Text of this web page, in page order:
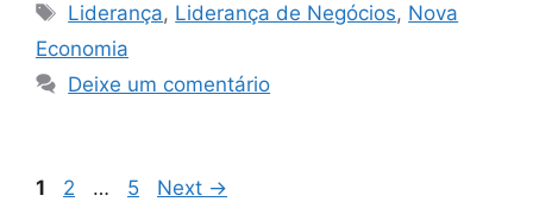
Liderança, Liderança de Negócios, Nova
Economia
Deixe um comentário
1 2 … 5 Next →